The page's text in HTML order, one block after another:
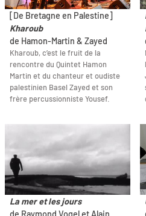
[De Bretagne en Palestine]
Kharoub
de Hamon-Martin & Zayed
Kharoub, c’est le fruit de la
rencontre du Quintet Hamon
Martin et du chanteur et oudiste
palestinien Basel Zayed et son
frère percussionniste Yousef.
La mer et les jours